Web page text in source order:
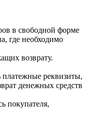
в свободной форме
где необходимо
возврату.
платежные реквизиты,
денежных средств
покупателя,